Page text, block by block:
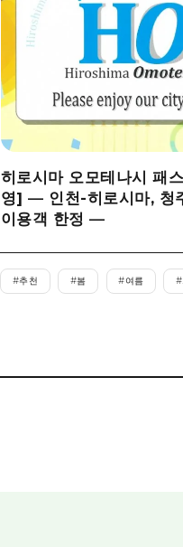
히로시마 오모테나시 패
영] ― 인천-히로시마, 청
이용객 한정 ―
#추천 #봄 #여름 #